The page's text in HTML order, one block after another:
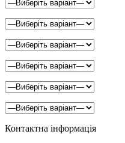
Контактна інформація